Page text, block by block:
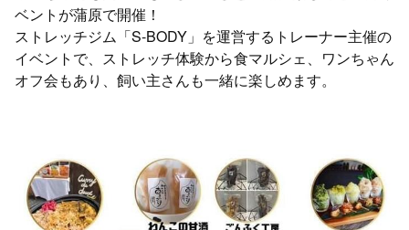
ベントが蒲原で開催！
ストレッチジム「S-BODY」を運営するトレーナー主催の
イベントで、ストレッチ体験から食マルシェ、ワンちゃん
オフ会もあり、飼い主さんも一緒に楽しめます。